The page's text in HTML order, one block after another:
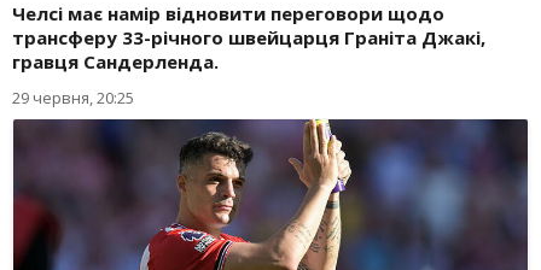
Челсі має намір відновити переговори щодо
трансферу 33-річного швейцарця Граніта Джакі,
гравця Сандерленда.
29 червня, 20:25